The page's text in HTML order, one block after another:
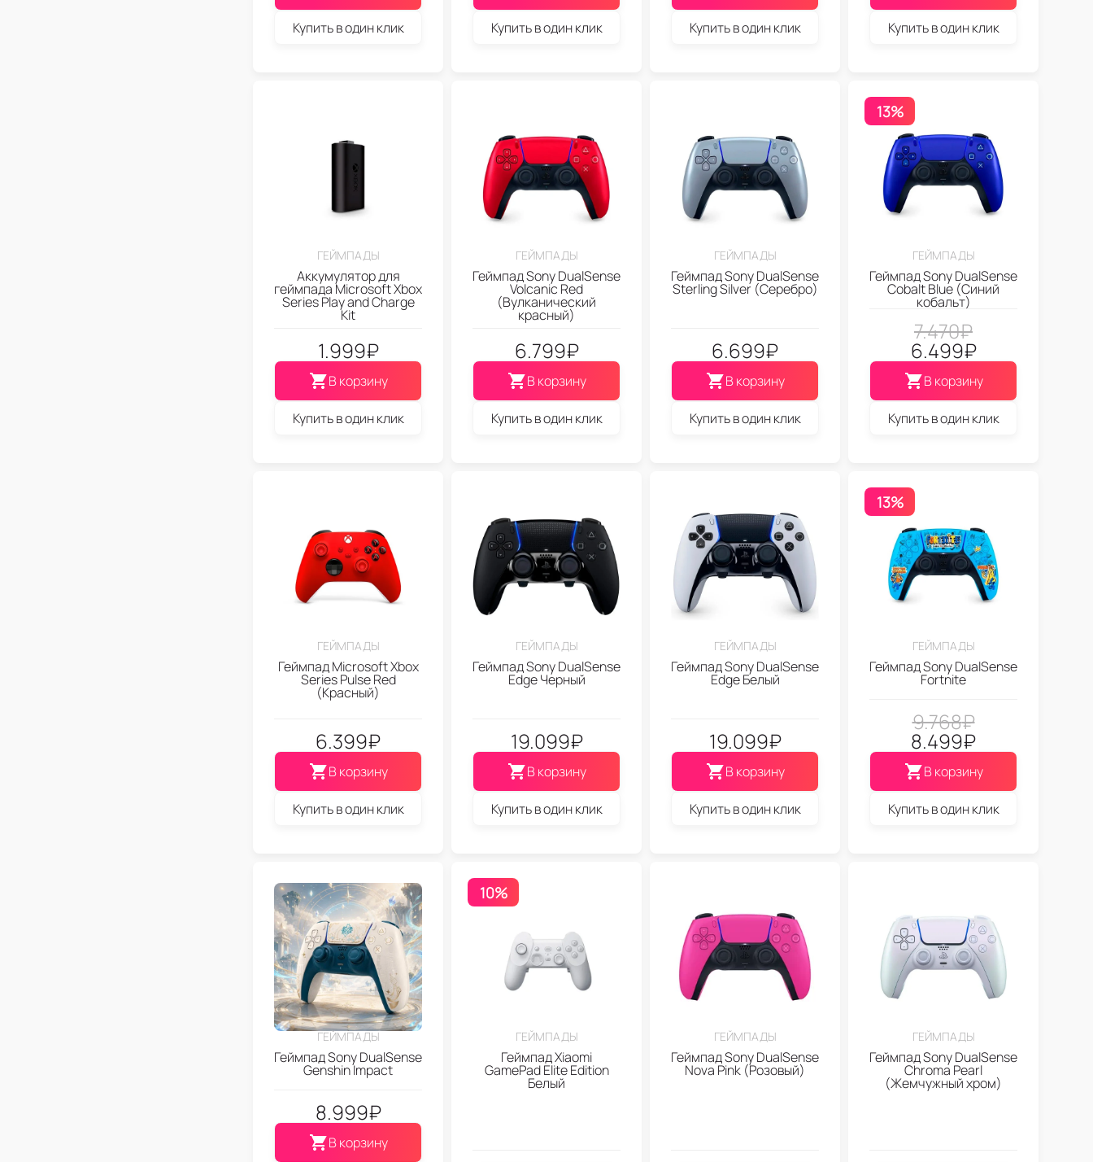
Купить в один клик Купить в один клик Купить в один клик Купить в один клик
ГЕЙМПАДЫ
Аккумулятор для
геймпада Microsoft Xbox
Series Play and Charge
Kit
1.999₽
В корзину
Купить в один клик
ГЕЙМПАДЫ
Геймпад Sony DualSense
Volcanic Red
(Вулканический
красный)
6.799₽
В корзину
Купить в один клик
ГЕЙМПАДЫ
Геймпад Sony DualSense
Sterling Silver (Серебро)
6.699₽
В корзину
Купить в один клик
13%
ГЕЙМПАДЫ
Геймпад Sony DualSense
Cobalt Blue (Синий
кобальт)
7.470₽
6.499₽
В корзину
Купить в один клик
ГЕЙМПАДЫ
Геймпад Microsoft Xbox
Series Pulse Red
(Красный)
6.399₽
В корзину
Купить в один клик
ГЕЙМПАДЫ
Геймпад Sony DualSense
Edge Черный
19.099₽
В корзину
Купить в один клик
ГЕЙМПАДЫ
Геймпад Sony DualSense
Edge Белый
19.099₽
В корзину
Купить в один клик
13%
ГЕЙМПАДЫ
Геймпад Sony DualSense
Fortnite
9.768₽
8.499₽
В корзину
Купить в один клик
ГЕЙМПАДЫ
Геймпад Sony DualSense
Genshin Impact
8.999₽
В корзину
10%
ГЕЙМПАДЫ
Геймпад Xiaomi
GamePad Elite Edition
Белый
ГЕЙМПАДЫ
Геймпад Sony DualSense
Nova Pink (Розовый)
ГЕЙМПАДЫ
Геймпад Sony DualSense
Chroma Pearl
(Жемчужный хром)